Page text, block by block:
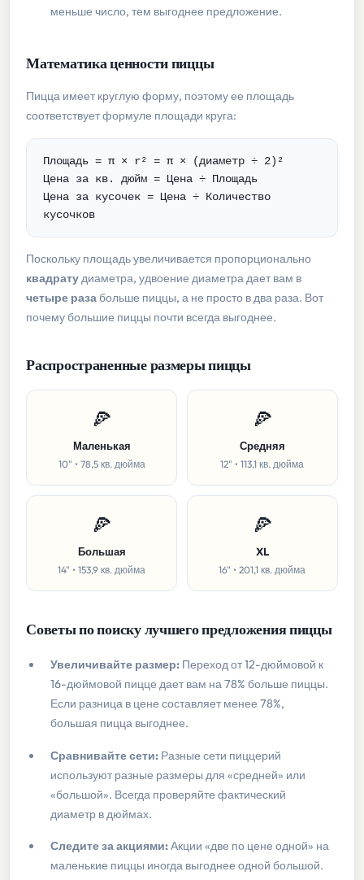
меньше число, тем выгоднее предложение.
Математика ценности пиццы
Пицца имеет круглую форму, поэтому ее площадь
соответствует формуле площади круга:
Площадь = π × r² = π × (диаметр ÷ 2)²
Цена за кв. дюйм = Цена ÷ Площадь
Цена за кусочек = Цена ÷ Количество
кусочков
Поскольку площадь увеличивается пропорционально
квадратудиаметра, удвоение диаметра дает вам в
четыре раза больше пиццы, а не просто в два раза. Вот
почему большие пиццы почти всегда выгоднее.
Распространенные размеры пиццы
🍕
Маленькая
10" • 78,5 кв. дюйма
🍕
Средняя
12" • 113,1 кв. дюйма
🍕
Большая
14" • 153,9 кв. дюйма
🍕
XL
16" • 201,1 кв. дюйма
Советы по поиску лучшего предложения пиццы
Увеличивайте размер: Переход от 12-дюймовой к
16-дюймовой пицце дает вам на 78% больше пиццы.
Если разница в цене составляет менее 78%,
большая пицца выгоднее.
Сравнивайте сети: Разные сети пиццерий
используют разные размеры для «средней» или
«большой». Всегда проверяйте фактический
диаметр в дюймах.
Следите за акциями:Акции «две по цене одной» на
маленькие пиццы иногда выгоднее одной большой.